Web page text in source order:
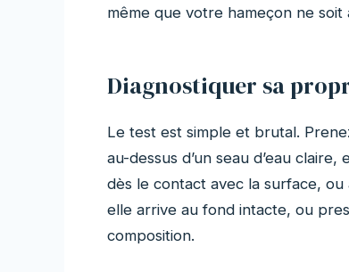
même que votre hameçon ne soit
Diagnostiquer sa
Le test est simple et brutal.
au-dessus d’un seau d’eau
dès le contact avec la surface,
elle arrive au fond intacte, ou
composition.